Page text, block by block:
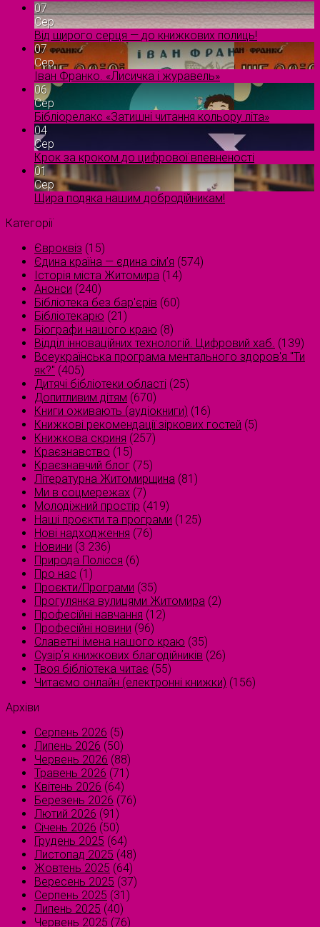
07
Сер
Від щирого серця — до книжкових полиць!
07
Сер
Іван Франко. «Лисичка і журавель»
06
Сер
Бібліорелакс «Затишні читання кольору літа»
04
Сер
Крок за кроком до цифрової впевненості
01
Сер
Щира подяка нашим добродійникам!
Категорії
Євроквіз (15)
Єдина країна — єдина сім’я (574)
Історія міста Житомира (14)
Анонси (240)
Бібліотека без бар'єрів (60)
Бібліотекарю (21)
Біографи нашого краю (8)
Відділ інноваційних технологій. Цифровий хаб. (139)
Всеукраїнська програма ментального здоров'я "Ти
як?" (405)
Дитячі бібліотеки області (25)
Допитливим дітям (670)
Книги оживають (аудіокниги) (16)
Книжкові рекомендації зіркових гостей (5)
Книжкова скриня (257)
Краєзнавство (15)
Краєзнавчий блог (75)
Літературна Житомирщина (81)
Ми в соцмережах (7)
Молодіжний простір (419)
Наші проєкти та програми (125)
Нові надходження (76)
Новини (3 236)
Природа Полісся (6)
Про нас (1)
Проєкти/Програми (35)
Прогулянка вулицями Житомира (2)
Професійні навчання (12)
Професійні новини (96)
Славетні імена нашого краю (35)
Сузірʼя книжкових благодійників (26)
Твоя бібліотека читає (55)
Читаємо онлайн (електронні книжки) (156)
Архіви
Серпень 2026 (5)
Липень 2026 (50)
Червень 2026 (88)
Травень 2026 (71)
Квітень 2026 (64)
Березень 2026 (76)
Лютий 2026 (91)
Січень 2026 (50)
Грудень 2025 (64)
Листопад 2025 (48)
Жовтень 2025 (64)
Вересень 2025 (37)
Серпень 2025 (31)
Липень 2025 (40)
Червень 2025 (76)